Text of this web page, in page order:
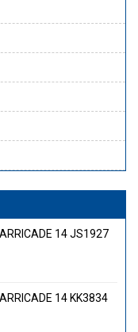
14 JS1927
14 KK3834